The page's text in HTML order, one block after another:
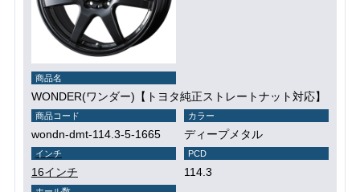
商品名
WONDER(ワンダー)【トヨタ純正ストレートナット対応】
商品コード
wondn-dmt-114.3-5-1665
カラー
ディープメタル
インチ
16インチ
PCD
114.3